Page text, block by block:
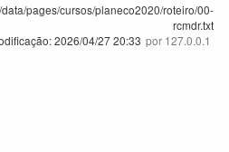
pages/cursos/planeco2020/roteiro/00-
rcmdr.txt
2026/04/27 20:33 por 127.0.0.1